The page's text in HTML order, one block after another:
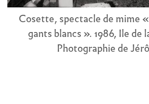
Cosette, spectacle de mime
gants blancs ». 1986, Ile de
Photographie de